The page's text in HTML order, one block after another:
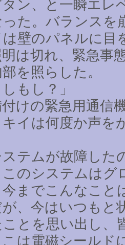
ン、と一瞬エレ
った。バランスを
は壁のパネルに目
は切れ、緊急事
を照らした。
しもし？」
けの緊急用通信
キイは何度か声を
ステムが故障した
このシステムは
今までこんなこと
、今はいつもと
ことを思い出し、
こは電磁シール